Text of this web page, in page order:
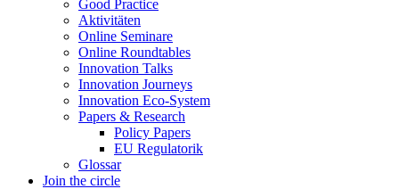
Good Practice
Aktivitäten
Online Seminare
Online Roundtables
Innovation Talks
Innovation Journeys
Innovation Eco-System
Papers & Research
Policy Papers
EU Regulatorik
Glossar
Join the circle